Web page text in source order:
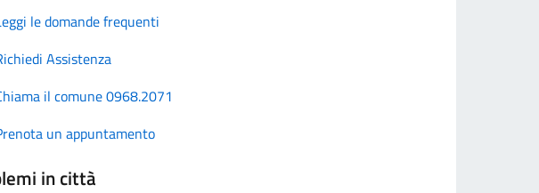
le domande frequenti
Assistenza
il comune 0968.2071
un appuntamento
in città